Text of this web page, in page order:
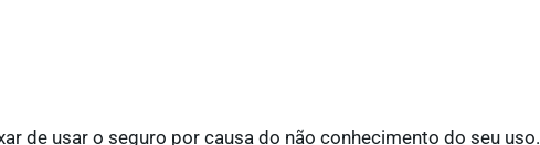
de usar o seguro por causa do não conhecimento do seu uso.